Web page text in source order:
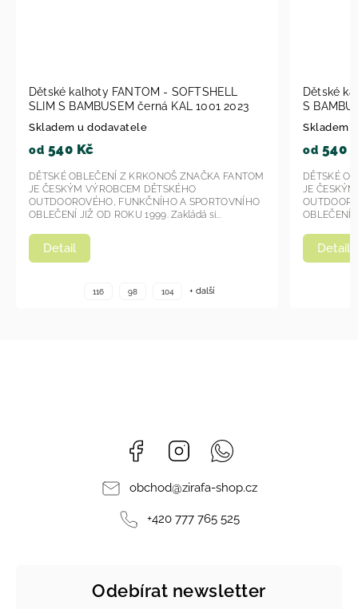
Dětské kalhoty Fantom - SOFTSHELL SLIM
S BAMBUSEM KAL 1007 - modrá 2023
Skladem u dodavatele
od 540 Kč
Detail
DĚTSKÉ OBLEČENÍ Z KRKONOŠ ZNAČKA FANTOM
JE ČESKÝM VÝROBCEM DĚTSKÉHO
OUTDOOROVÉHO, FUNKČNÍHO A SPORTOVNÍHO
OBLEČENÍ JIŽ OD ROKU 1999. Zakládá si...
116 98 104 + další
Dětské
SLIM S
2023
Skladem
od 540
Detail
DĚTSKÉ
JE
OBLEČENÍ
Facebook Instagram
obchod@zirafa-shop.cz
+420 777 765 525
Odebírat newsletter